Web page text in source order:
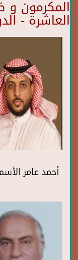
المكرمون
العاشرة -
أحمد عامر